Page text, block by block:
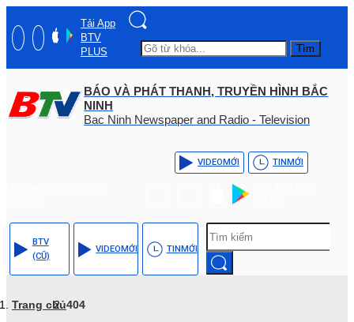
Tải App
BTV
PLUS
Tìm
BÁO VÀ PHÁT THANH, TRUYỀN HÌNH BẮC
NINH
Bac Ninh Newspaper and Radio - Television
VIDEOMỚI TINMỚI
BTV
(CŨ)
VIDEOMỚI TINMỚI
Trang chủ404